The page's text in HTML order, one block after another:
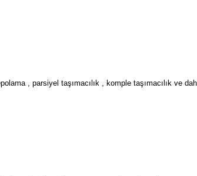
, parsiyel taşımacılık , komple taşımacılık ve